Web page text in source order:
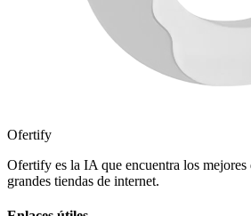
Ofertify
Ofertify es la IA que encuentra los mejores
grandes tiendas de internet.